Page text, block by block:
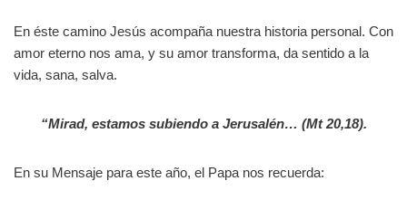
En éste camino Jesús acompaña nuestra historia personal. Con
amor eterno nos ama, y su amor transforma, da sentido a la
vida, sana, salva.
“Mirad, estamos subiendo a Jerusalén… (Mt 20,18).
En su Mensaje para este año, el Papa nos recuerda: